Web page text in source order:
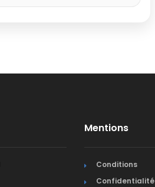
Mentions
Conditions
Confidentialité